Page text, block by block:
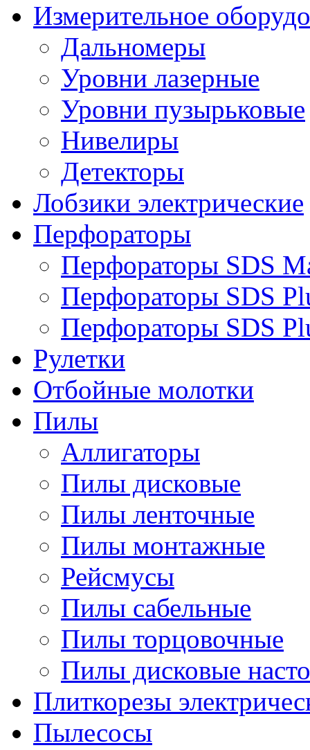
Измерительное
Дальномеры
Уровни лазерные
Уровни пузырьковые
Нивелиры
Детекторы
Лобзики электрические
Перфораторы
Перфораторы SDS
Перфораторы SDS
Перфораторы SDS
Рулетки
Отбойные молотки
Пилы
Аллигаторы
Пилы дисковые
Пилы ленточные
Пилы монтажные
Рейсмусы
Пилы сабельные
Пилы торцовочные
Пилы дисковые
Плиткорезы
Пылесосы